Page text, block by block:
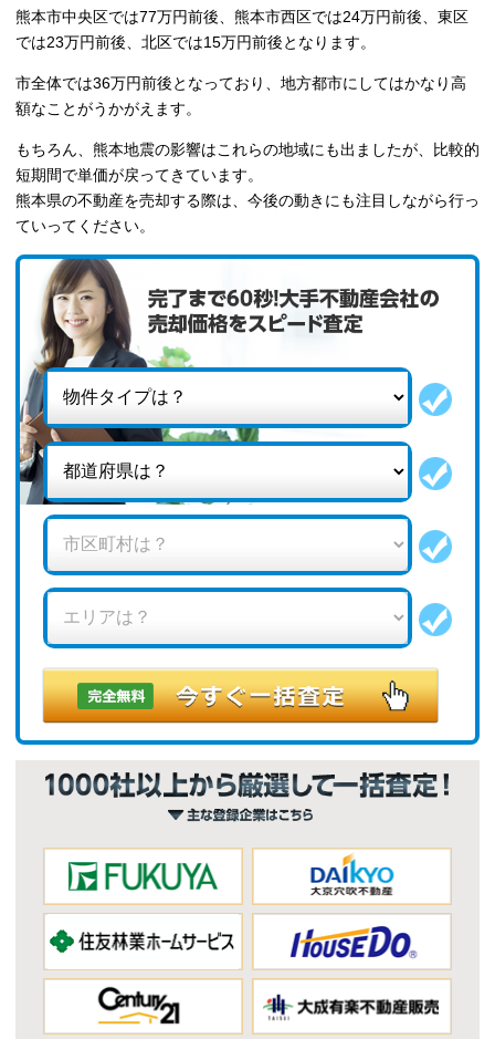
熊本市中央区では77万円前後、熊本市西区では24万円前後、東区
では23万円前後、北区では15万円前後となります。
市全体では36万円前後となっており、地方都市にしてはかなり高
額なことがうかがえます。
もちろん、熊本地震の影響はこれらの地域にも出ましたが、比較的
短期間で単価が戻ってきています。
熊本県の不動産を売却する際は、今後の動きにも注目しながら行っ
ていってください。